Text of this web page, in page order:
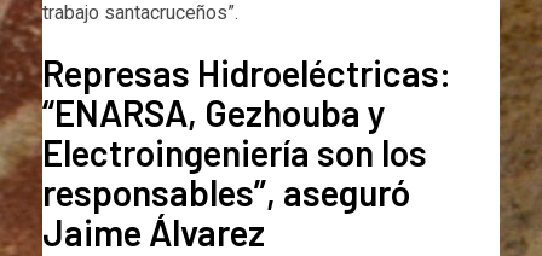
trabajo santacruceños”.
Represas Hidroeléctricas:
“ENARSA, Gezhouba y
Electroingeniería son los
responsables”, aseguró
Jaime Álvarez